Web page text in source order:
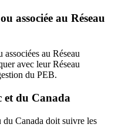
associée au Réseau
au Réseau
avec leur Réseau
du PEB.
et du Canada
Canada doit suivre les